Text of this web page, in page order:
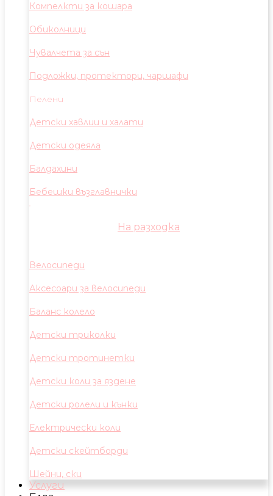
Компелкти за кошара
Обиколници
Чувалчета за сън
Подложки, протектори, чаршафи
Пелени
Детски хавлии и халати
Детски одеяла
Балдахини
Бебешки възглавнички
На разходка
Велосипеди
Аксесоари за велосипеди
Баланс колело
Детски триколки
Детски тротинетки
Детски коли за яздене
Детски ролели и кънки
Електрически коли
Детски скейтборди
Шейни, ски
Услуги